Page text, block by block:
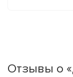
Отзывы о